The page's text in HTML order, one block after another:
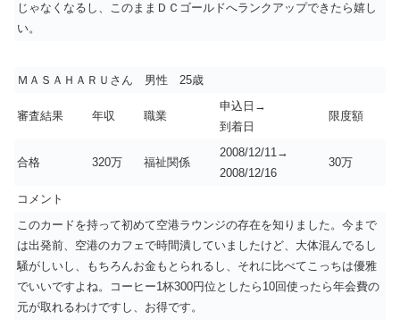
じゃなくなるし、このままＤＣゴールドへランクアップできたら嬉し
い。
ＭＡＳＡＨＡＲＵさん 男性 25歳
審査結果 年収 職業
申込日→
到着日
限度額
合格 320万 福祉関係
2008/12/11→
2008/12/16
30万
コメント
このカードを持って初めて空港ラウンジの存在を知りました。今まで
は出発前、空港のカフェで時間潰していましたけど、大体混んでるし
騒がしいし、もちろんお金もとられるし、それに比べてこっちは優雅
でいいですよね。コーヒー1杯300円位としたら10回使ったら年会費の
元が取れるわけですし、お得です。